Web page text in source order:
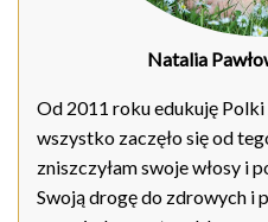
Natalia
Od 2011 roku edukuję Polki
wszystko zaczęło się od
zniszczyłam swoje włosy i
Swoją drogę do zdrowych i